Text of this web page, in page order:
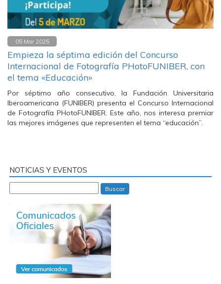
05 Mar 2025
Empieza la séptima edición del Concurso
Internacional de Fotografía PHotoFUNIBER, con
el tema «Educación»
Por séptimo año consecutivo, la Fundación Universitaria
Iberoamericana (FUNIBER) presenta el Concurso Internacional
de Fotografía PHotoFUNIBER. Este año, nos interesa premiar
las mejores imágenes que representen el tema “educación”.
NOTICIAS Y EVENTOS
Buscar